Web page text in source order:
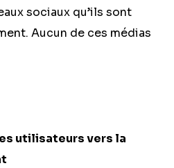
sociaux qu’ils sont
Aucun de ces médias
utilisateurs vers la